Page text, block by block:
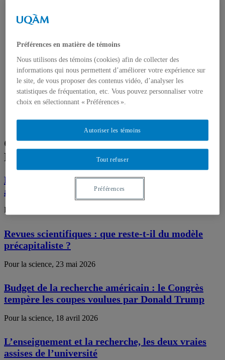
Chroniques dans le magazine français Pour la
science
Radio
Chroniques aux Années lumière
Autres
Télévision
Activités
Cours
Conférences
Chroniques dans le magazine français
Pour la science
Le retour de Lyssenko : quand l’histoire est mise
au service des idéologies
Pour la science, 20 juin 2026
Revues scientifiques : que reste-t-il du modèle
précapitaliste ?
Pour la science, 23 mai 2026
Budget de la recherche américain : le Congrès
tempère les coupes voulues par Donald Trump
Pour la science, 18 avril 2026
L’enseignement et la recherche, les deux vraies
assises de l’université
Préférences en matière de témoins
Nous utilisons des témoins (cookies) afin de collecter des
informations qui nous permettent d’améliorer votre expérience sur
le site, de vous proposer des contenus vidéo, d’analyser les
statistiques de fréquentation, etc. Vous pouvez personnaliser votre
choix en sélectionnant « Préférences ».
Tout refuser
Autoriser les témoins
Préférences